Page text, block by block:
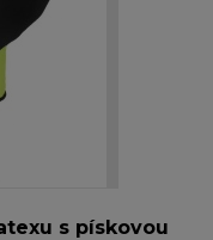
s pískovou